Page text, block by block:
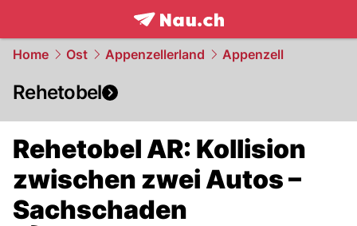
frontpage.NAU.ch
Home Ost Appenzellerland Appenzell
Rehetobel
Rehetobel AR: Kollision
zwischen zwei Autos –
Sachschaden